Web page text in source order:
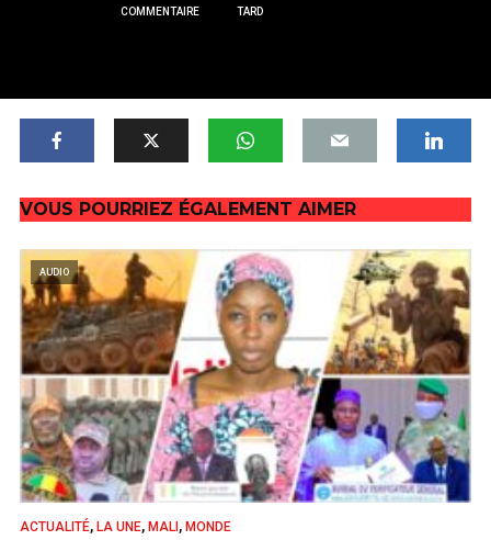
COMMENTAIRE
TARD
VOUS POURRIEZ ÉGALEMENT AIMER
AUDIO
ACTUALITÉ, LA UNE, MALI , MONDE